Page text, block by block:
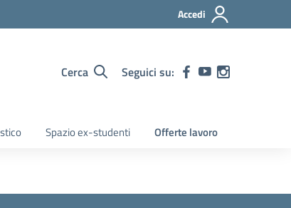
Accedi
Cerca Seguici su:
Spazio ex-studenti Offerte lavoro